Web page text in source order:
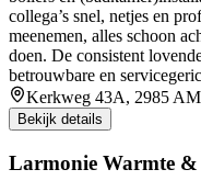
collega’s snel, netjes en
meenemen, alles schoon
doen. De consistent
betrouwbare en
Kerkweg 43A, 2985
Bekijk details
Larmonie Warmte